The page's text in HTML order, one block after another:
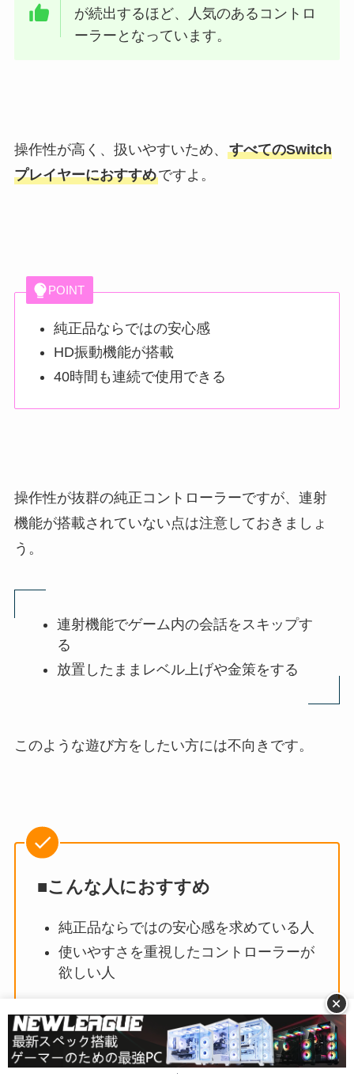
が続出するほど、人気のあるコントロ
ーラーとなっています。
操作性が高く、扱いやすいため、 すべてのSwitch
プレイヤーにおすすめですよ。
POINT
純正品ならではの安心感
HD振動機能が搭載
40時間も連続で使用できる
操作性が抜群の純正コントローラーですが、連射
機能が搭載されていない点は注意しておきましょ
う。
連射機能でゲーム内の会話をスキップす
る
放置したままレベル上げや金策をする
このような遊び方をしたい方には不向きです。
■こんな人におすすめ
純正品ならではの安心感を求めている人
使いやすさを重視したコントローラーが
欲しい人
+